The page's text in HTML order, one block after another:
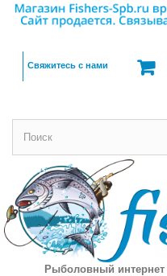
Свяжитесь с нами
Рыболовный интернет